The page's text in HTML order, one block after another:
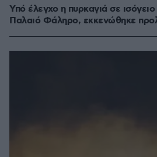
Υπό έλεγχο η πυρκαγιά σε
Παλαιό Φάληρο, εκκενώθηκε